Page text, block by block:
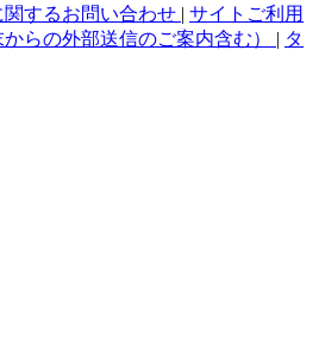
するお問い合わせ | サイトご利用
らの外部送信のご案内含む） | タ